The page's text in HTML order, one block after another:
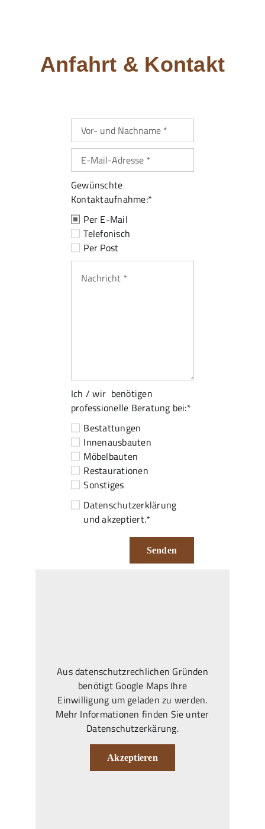
Anfahrt & Kontakt
Aus datenschutzrechlichen Gründen
benötigt Google Maps Ihre
Einwilligung um geladen zu werden.
Mehr Informationen finden Sie unter
Datenschutzerkärung.
Akzeptieren
Gewünschte
Kontaktaufnahme:*
Per E-Mail
Telefonisch
Per Post
Ich / wir benötigen
professionelle Beratung bei:*
Bestattungen
Innenausbauten
Möbelbauten
Restaurationen
Sonstiges
Datenschutzerklärung
und akzeptiert.*
Senden